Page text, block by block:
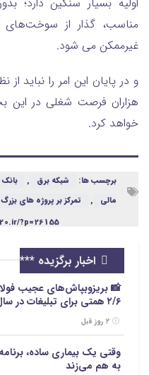
مناسب، گذار از سوخت‌های
غیرممکن می شود.
و در پایان این امر را نباید
هزاران فرصت شغلی در این
خواهد کرد.
برچسب ها: شبکه برق ,
مالی
, تمرکز بر پروژه های بزرگ
?p=26155
اخبار برگزیده ***
📸 بریزوبپاش‌های عجیب
۲/۶ همتی برای تبلیغات در سال گذشته
وقتی یک بیماری ساده،
به هم می‌زند